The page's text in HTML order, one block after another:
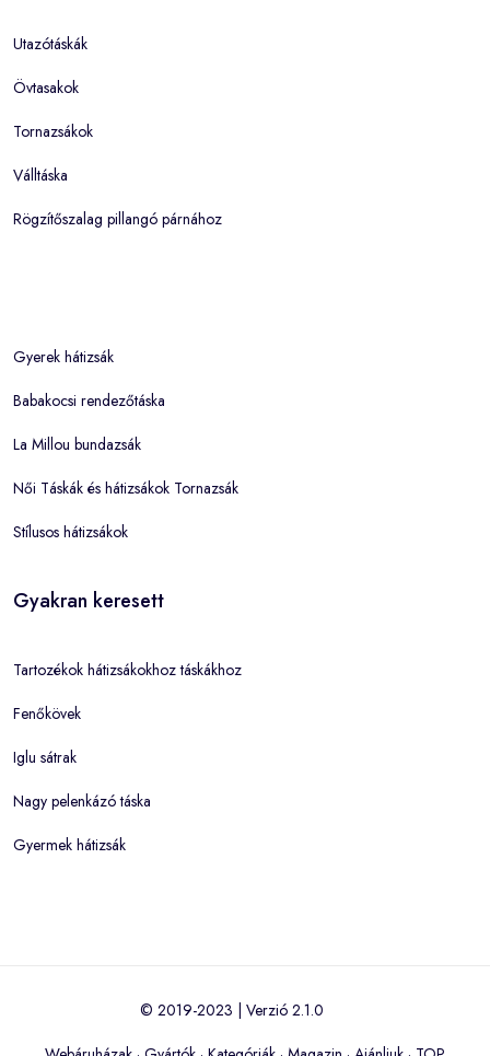
Utazótáskák
Övtasakok
Tornazsákok
Válltáska
Rögzítőszalag pillangó párnához
Gyerek hátizsák
Babakocsi rendezőtáska
La Millou bundazsák
Női Táskák és hátizsákok Tornazsák
Stílusos hátizsákok
Gyakran keresett
Tartozékok hátizsákokhoz táskákhoz
Fenőkövek
Iglu sátrak
Nagy pelenkázó táska
Gyermek hátizsák
© 2019-2023 | Verzió 2.1.0